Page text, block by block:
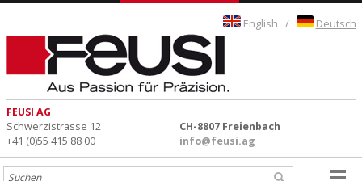
English / Deutsch
FEUSI AG
Schwerzistrasse 12
CH-8807 Freienbach
+41 (0)55 415 88 00
info@feusi.ag